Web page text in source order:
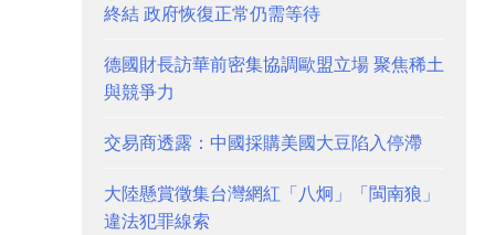
終結 政府恢復正常仍需等待
德國財長訪華前密集協調歐盟立場 聚焦稀土
與競爭力
交易商透露：中國採購美國大豆陷入停滯
大陸懸賞徵集台灣網紅「八炯」「閩南狼」
違法犯罪線索